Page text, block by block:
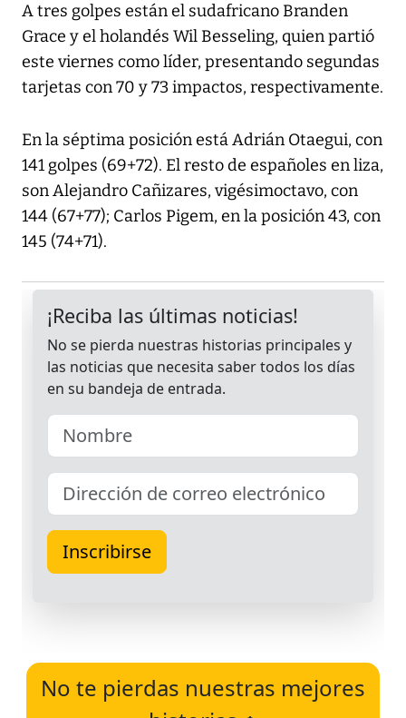
A tres golpes están el sudafricano Branden
Grace y el holandés Wil Besseling, quien partió
este viernes como líder, presentando segundas
tarjetas con 70 y 73 impactos, respectivamente.
En la séptima posición está Adrián Otaegui, con
141 golpes (69+72). El resto de españoles en liza,
son Alejandro Cañizares, vigésimoctavo, con
144 (67+77); Carlos Pigem, en la posición 43, con
145 (74+71).
No te pierdas nuestras mejores